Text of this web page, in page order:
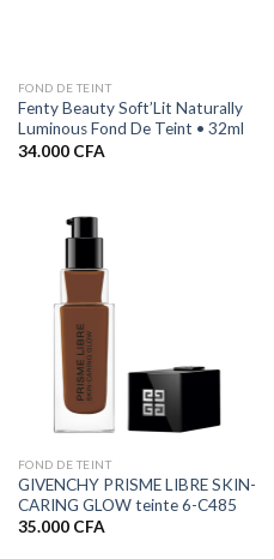
FOND DE TEINT
Fenty Beauty Soft’Lit Naturally
Luminous Fond De Teint • 32ml
34.000 CFA
FOND DE TEINT
GIVENCHY PRISME LIBRE SKIN-
CARING GLOW teinte 6-C485
35.000 CFA